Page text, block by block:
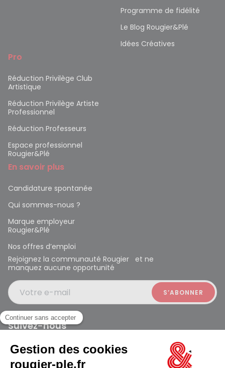
Programme de fidélité
Le Blog Rougier&Plé
Idées Créatives
Pro
Réduction Privilège Club
Artistique
Réduction Privilège Artiste
Professionnel
Réduction Professeurs
Espace professionnel
Rougier&Plé
En savoir plus
Candidature spontanée
Qui sommes-nous ?
Marque employeur
Rougier&Plé
Nos offres d’emploi
Rejoignez la communauté Rougier et ne
manquez aucune opportunité
Votre e-mail
Suivez-nous